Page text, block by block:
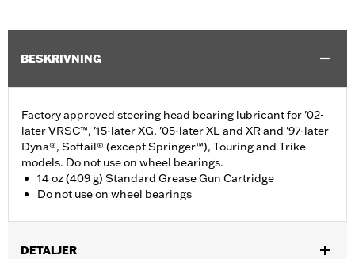
BESKRIVNING
Factory approved steering head bearing lubricant for '02-
later VRSC™, '15-later XG, '05-later XL and XR and '97-later
Dyna®, Softail® (except Springer™), Touring and Trike
models. Do not use on wheel bearings.
14 oz (409 g) Standard Grease Gun Cartridge
Do not use on wheel bearings
DETALJER